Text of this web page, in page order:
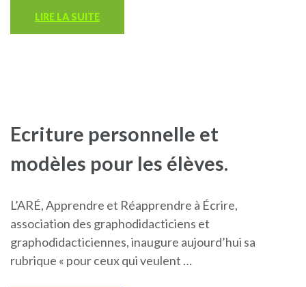
LIRE LA SUITE
Ecriture personnelle et
modèles pour les élèves.
L’ARÉ, Apprendre et Réapprendre à Écrire,
association des graphodidacticiens et
graphodidacticiennes, inaugure aujourd’hui sa
rubrique « pour ceux qui veulent …